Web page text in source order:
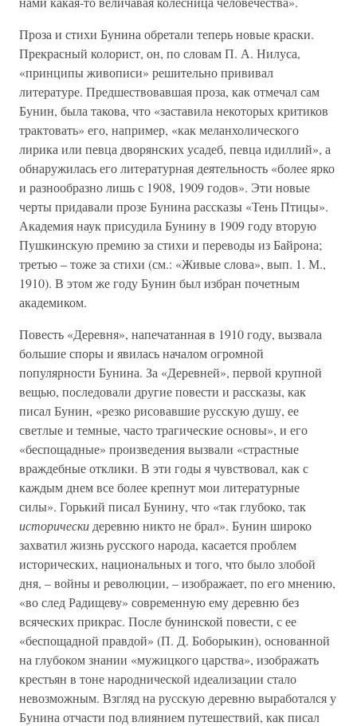
Проза и стихи Бунина обретали теперь новые краски.
Прекрасный колорист, он, по словам П. А. Нилуса,
«принципы живописи» решительно прививал
литературе. Предшествовавшая проза, как отмечал сам
Бунин, была такова, что «заставила некоторых критиков
трактовать» его, например, «как меланхолического
лирика или певца дворянских усадеб, певца идиллий», а
обнаружилась его литературная деятельность «более ярко
и разнообразно лишь с 1908, 1909 годов». Эти новые
черты придавали прозе Бунина рассказы «Тень Птицы».
Академия наук присудила Бунину в 1909 году вторую
Пушкинскую премию за стихи и переводы из Байрона;
третью – тоже за стихи (см.: «Живые слова», вып. 1. М.,
1910). В этом же году Бунин был избран почетным
академиком.
Повесть «Деревня», напечатанная в 1910 году, вызвала
большие споры и явилась началом огромной
популярности Бунина. За «Деревней», первой крупной
вещью, последовали другие повести и рассказы, как
писал Бунин, «резко рисовавшие русскую душу, ее
светлые и темные, часто трагические основы», и его
«беспощадные» произведения вызвали «страстные
враждебные отклики. В эти годы я чувствовал, как с
каждым днем все более крепнут мои литературные
силы». Горький писал Бунину, что «так глубоко, так
исторически деревню никто не брал». Бунин широко
захватил жизнь русского народа, касается проблем
исторических, национальных и того, что было злобой
дня, – войны и революции, – изображает, по его мнению,
«во след Радищеву» современную ему деревню без
всяческих прикрас. После бунинской повести, с ее
«беспощадной правдой» (П. Д. Боборыкин), основанной
на глубоком знании «мужицкого царства», изображать
крестьян в тоне народнической идеализации стало
невозможным. Взгляд на русскую деревню выработался у
Бунина отчасти под влиянием путешествий, как писал